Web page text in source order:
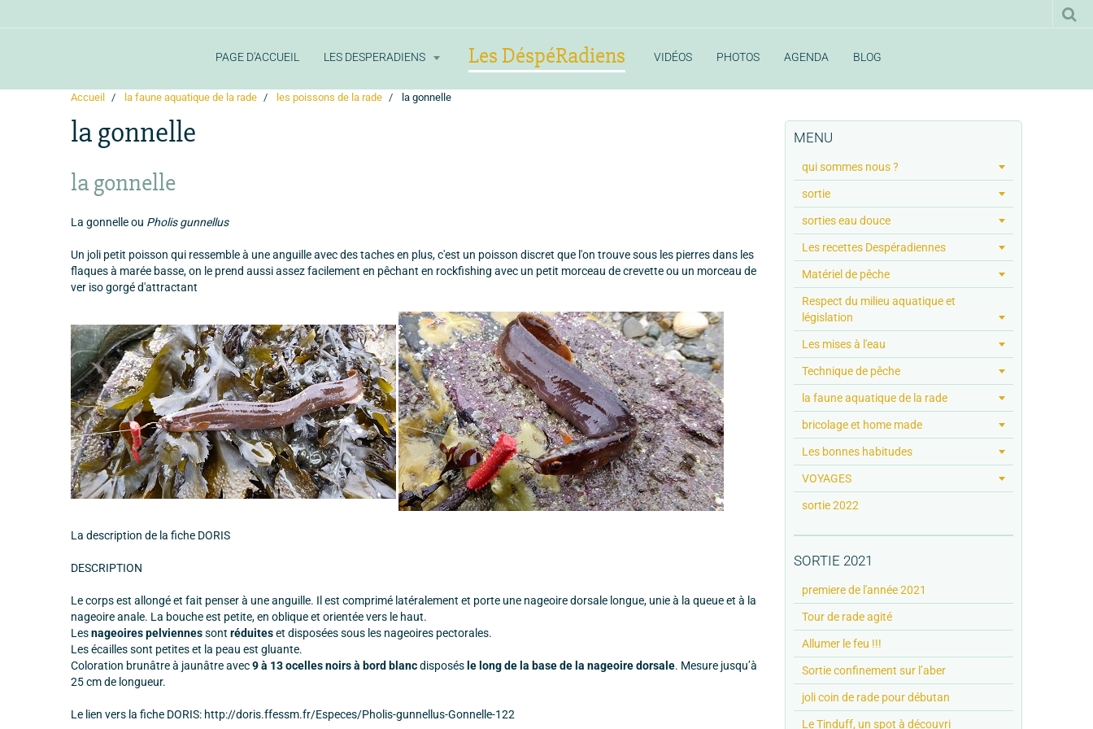
PAGE D'ACCUEIL LES DESPERADIENS Les DéspéRadiens VIDÉOS PHOTOS AGENDA BLOG
Accueil la faune aquatique de la rade les poissons de la rade la gonnelle
la gonnelle
la gonnelle
La gonnelle ou Pholis gunnellus
Un joli petit poisson qui ressemble à une anguille avec des taches en plus, c'est un poisson discret que l'on trouve sous les pierres dans les
flaques à marée basse, on le prend aussi assez facilement en pêchant en rockfishing avec un petit morceau de crevette ou un morceau de
ver iso gorgé d'attractant
La description de la fiche DORIS
DESCRIPTION
Le corps est allongé et fait penser à une anguille. Il est comprimé latéralement et porte une nageoire dorsale longue, unie à la queue et à la
nageoire anale. La bouche est petite, en oblique et orientée vers le haut.
Lesnageoires pelviennessont réduiteset disposées sous les nageoires pectorales.
Les écailles sont petites et la peau est gluante.
Coloration brunâtre à jaunâtre avec9 à 13 ocelles noirs à bord blancdisposés le long de la base de la nageoire dorsale. Mesure jusqu’à
25 cm de longueur.
Le lien vers la fiche DORIS: http://doris.ffessm.fr/Especes/Pholis-gunnellus-Gonnelle-122
MENU
qui sommes nous ?
sortie
sorties eau douce
Les recettes Despéradiennes
Matériel de pêche
Respect du milieu aquatique et
législation
Les mises à l'eau
Technique de pêche
la faune aquatique de la rade
bricolage et home made
Les bonnes habitudes
VOYAGES
sortie 2022
SORTIE 2021
premiere de l'année 2021
Tour de rade agité
Allumer le feu !!!
Sortie confinement sur l’aber
joli coin de rade pour débutan
Le Tinduff, un spot à découvri